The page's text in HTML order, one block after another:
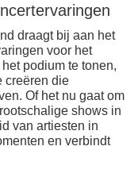
draagt bij aan het
voor het
podium te tonen,
creëren die
Of het nu gaat om
shows in
van artiesten in
en verbindt